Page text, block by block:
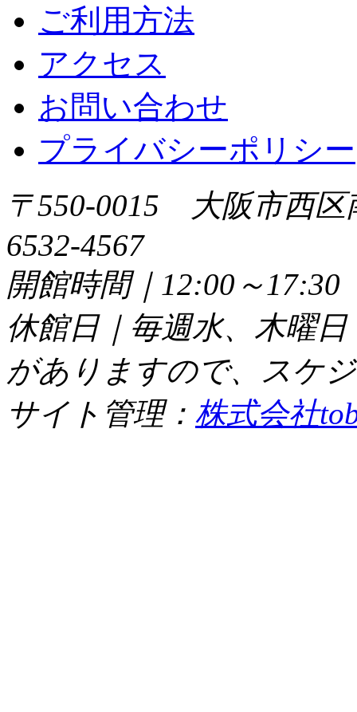
ご利用方法
アクセス
お問い合わせ
プライバシーポリシー
〒550-0015 大阪市西
6532-4567
開館時間｜12:00～
休館日｜毎週水、木曜
がありますので、スケ
サイト管理： 株式会社